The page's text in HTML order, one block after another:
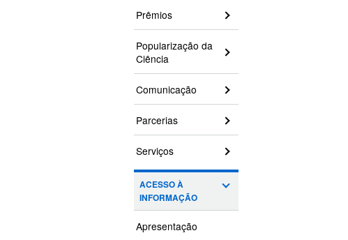
Prêmios
Popularização da
Ciência
Comunicação
Parcerias
Serviços
ACESSO À
INFORMAÇÃO
Apresentação